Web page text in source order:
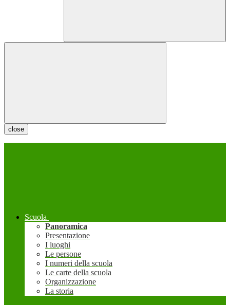
close
Scuola
Panoramica
Presentazione
I luoghi
Le persone
I numeri della scuola
Le carte della scuola
Organizzazione
La storia